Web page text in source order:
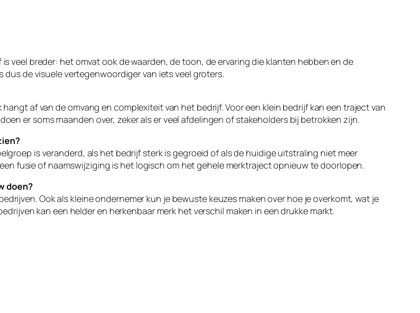
veel breder: het omvat ook de waarden, de toon, de ervaring die klanten hebben en de
de visuele vertegenwoordiger van iets veel groters.
af van de omvang en complexiteit van het bedrijf. Voor een klein bedrijf kan een traject van
er soms maanden over, zeker als er veel afdelingen of stakeholders bij betrokken zijn.
is veranderd, als het bedrijf sterk is gegroeid of als de huidige uitstraling niet meer
fusie of naamswijziging is het logisch om het gehele merktraject opnieuw te doorlopen.
doen?
Ook als kleine ondernemer kun je bewuste keuzes maken over hoe je overkomt, wat je
kan een helder en herkenbaar merk het verschil maken in een drukke markt.